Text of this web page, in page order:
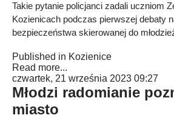
Takie pytanie policjanci zadali uczniom
Kozienicach podczas pierwszej debaty
bezpieczeństwa skierowanej do
Published in Kozienice
Read more...
czwartek, 21 września 2023 09:27
Młodzi radomianie
miasto